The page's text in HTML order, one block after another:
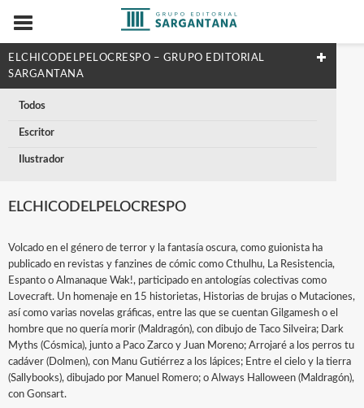
ELCHICODELPELOCRESPO – GRUPO EDITORIAL
SARGANTANA
Todos
Escritor
Ilustrador
ELCHICODELPELOCRESPO
Volcado en el género de terror y la fantasía oscura, como guionista ha
publicado en revistas y fanzines de cómic como Cthulhu, La Resistencia,
Espanto o Almanaque Wak!, participado en antologías colectivas como
Lovecraft. Un homenaje en 15 historietas, Historias de brujas o Mutaciones,
así como varias novelas gráficas, entre las que se cuentan Gilgamesh o el
hombre que no quería morir (Maldragón), con dibujo de Taco Silveira; Dark
Myths (Cósmica), junto a Paco Zarco y Juan Moreno; Arrojaré a los perros tu
cadáver (Dolmen), con Manu Gutiérrez a los lápices; Entre el cielo y la tierra
(Sallybooks), dibujado por Manuel Romero; o Always Halloween (Maldragón),
con Gonsart.